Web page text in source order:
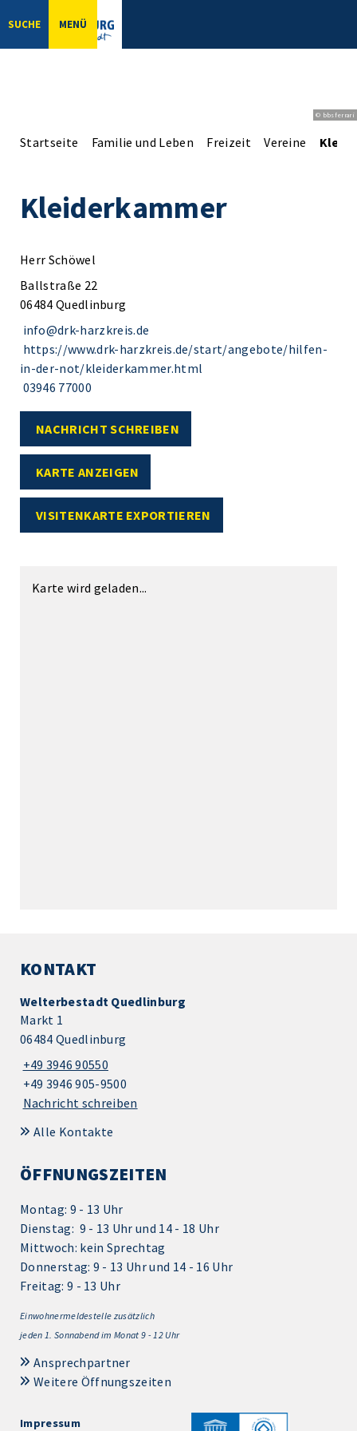
SUCHE MENÜ
© bbsferrari
Startseite Familie und Leben Freizeit Vereine
Kleiderkammer
Herr Schöwel
Ballstraße 22
06484 Quedlinburg
info@drk-harzkreis.de
https://www.drk-harzkreis.de/start/angebote/hilfen-
in-der-not/kleiderkammer.html
03946 77000
NACHRICHT SCHREIBEN
KARTE ANZEIGEN
VISITENKARTE EXPORTIEREN
Karte wird geladen...
KONTAKT
Welterbestadt Quedlinburg
Markt 1
06484 Quedlinburg
+49 3946 90550
+49 3946 905-9500
Nachricht schreiben
Alle Kontakte
ÖFFNUNGSZEITEN
Montag: 9 - 13 Uhr
Dienstag: 9 - 13 Uhr und 14 - 18 Uhr
Mittwoch: kein Sprechtag
Donnerstag: 9 - 13 Uhr und 14 - 16 Uhr
Freitag: 9 - 13 Uhr
Einwohnermeldestelle zusätzlich
jeden 1. Sonnabend im Monat 9 - 12 Uhr
Ansprechpartner
Weitere Öffnungszeiten
Impressum